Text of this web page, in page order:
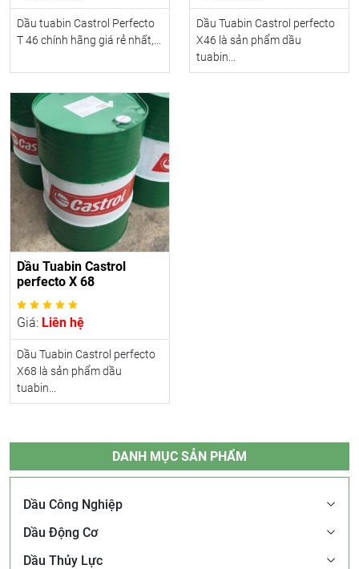
Dầu tuabin Castrol Perfecto
T 46 chính hãng giá rẻ nhất,...
Dầu Tuabin Castrol perfecto
X46 là sản phẩm dầu
tuabin...
Dầu Tuabin Castrol
perfecto X 68
Giá: Liên hệ
Dầu Tuabin Castrol perfecto
X68 là sản phẩm dầu
tuabin...
DANH MỤC SẢN PHẨM
Dầu Công Nghiệp
Dầu Động Cơ
Dầu Thủy Lực